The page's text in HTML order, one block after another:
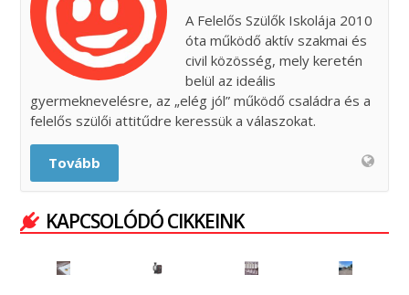
A Felelős Szülők Iskolája 2010
óta működő aktív szakmai és
civil közösség, mely keretén
belül az ideális
gyermeknevelésre, az „elég jól” működő családra és a
felelős szülői attitűdre keressük a válaszokat.
Tovább
KAPCSOLÓDÓ CIKKEINK